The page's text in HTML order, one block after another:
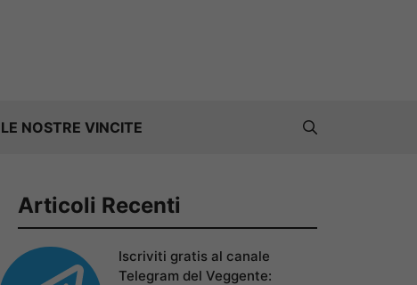
LE NOSTRE VINCITE
Articoli Recenti
Iscriviti gratis al canale
Telegram del Veggente: